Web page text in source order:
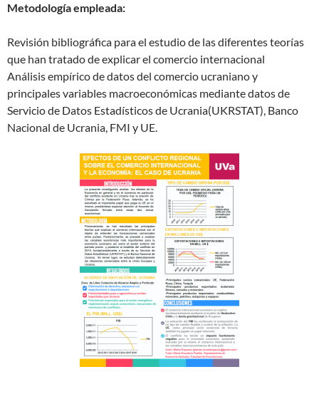
Metodología empleada:
Revisión bibliográfica para el estudio de las diferentes teorías
que han tratado de explicar el comercio internacional
Análisis empírico de datos del comercio ucraniano y
principales variables macroeconómicas mediante datos de
Servicio de Datos Estadísticos de Ucrania(UKRSTAT), Banco
Nacional de Ucrania, FMI y UE.